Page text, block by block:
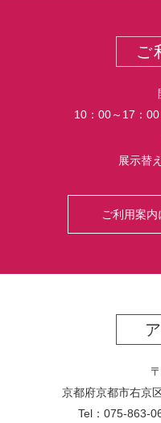
ご
10：00～17：
展示替
ご利用案
京都府京都市右京
Tel：075-863-